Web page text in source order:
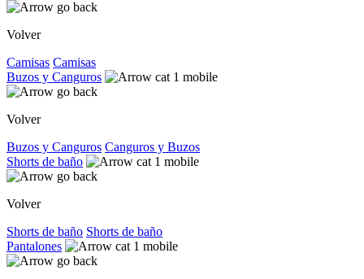
Volver
Camisas Camisas
Buzos y Canguros
Volver
Buzos y Canguros Canguros y Buzos
Shorts de baño
Volver
Shorts de baño Shorts de baño
Pantalones